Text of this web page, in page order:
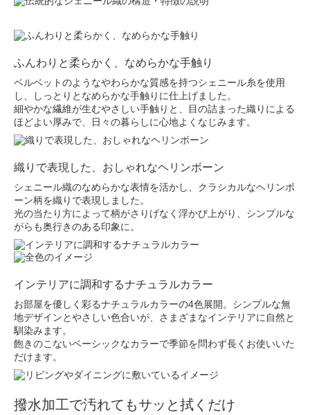
ふんわりと柔らかく、なめらかな手触り
ベルベットのようなやわらかな質感を持つシェニール糸を使用
し、しっとりとなめらかな手触りに仕上げました。
細やかな繊維が生むやさしい手触りと、目の詰まった織りによる
ほどよい厚みで、日々の暮らしに心地よくなじみます。
織りで表現した、おしゃれなヘリンボーン
シェニール織のなめらかな表情を活かし、クラシカルなヘリンボ
ーン柄を織りで表現しました。
光の当たり方によって柄がさりげなく浮かび上がり、シンプルな
がらも奥行きのある印象に。
インテリアに調和するナチュラルカラー
お部屋を優しく彩るナチュラルカラーの4色展開。シンプルな無
地デザインとやさしい色合いが、さまざまなインテリアに自然と
馴染みます。
飽きのこないベーシックなカラーで季節を問わず長くお使いいた
だけます。
撥水加工で汚れてもサッと拭くだけ